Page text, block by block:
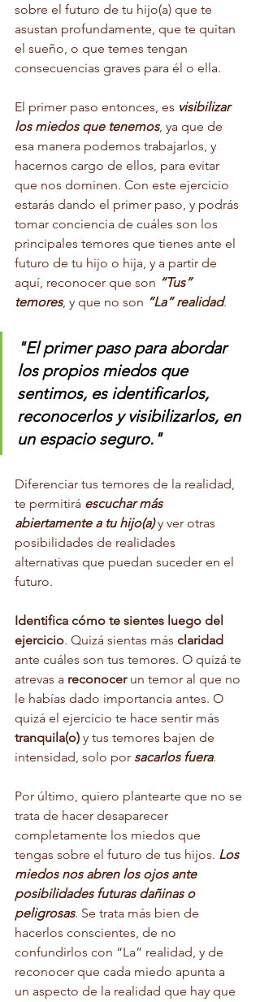
sobre el futuro de tu hijo(a) que te
asustan profundamente, que te quitan
el sueño, o que temes tengan
consecuencias graves para él o ella.
El primer paso entonces, es visibilizar
los miedos que tenemos, ya que de
esa manera podemos trabajarlos, y
hacernos cargo de ellos, para evitar
que nos dominen. Con este ejercicio
estarás dando el primer paso, y podrás
tomar conciencia de cuáles son los
principales temores que tienes ante el
futuro de tu hijo o hija, y a partir de
aquí, reconocer que son “Tus”
temores, y que no son “La” realidad.
"El primer paso para abordar
los propios miedos que
sentimos, es identificarlos,
reconocerlos y visibilizarlos, en
un espacio seguro."
Diferenciar tus temores de la realidad,
te permitirá escuchar más
abiertamente a tu hijo(a) y ver otras
posibilidades de realidades
alternativas que puedan suceder en el
futuro.
Identifica cómo te sientes luego del
ejercicio. Quizá sientas más claridad
ante cuáles son tus temores. O quizá te
atrevas a reconocer un temor al que no
le habías dado importancia antes. O
quizá el ejercicio te hace sentir más
tranquila(o) y tus temores bajen de
intensidad, solo por sacarlos fuera.
Por último, quiero plantearte que no se
trata de hacer desaparecer
completamente los miedos que
tengas sobre el futuro de tus hijos. Los
miedos nos abren los ojos ante
posibilidades futuras dañinas o
peligrosas. Se trata más bien de
hacerlos conscientes, de no
confundirlos con “La” realidad, y de
reconocer que cada miedo apunta a
un aspecto de la realidad que hay que